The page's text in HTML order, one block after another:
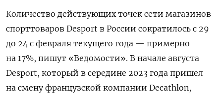
Количество действующих точек сети магазинов
спорттоваров Desport в России сократилось с 29
до 24 с февраля текущего года — примерно
на 17%, пишут «Ведомости». В начале августа
Desport, который в середине 2023 года пришел
на смену французской компании Decathlon,